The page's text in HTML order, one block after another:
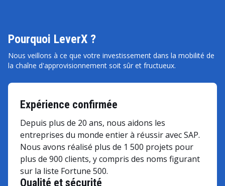
Pourquoi LeverX ?
Nous veillons à ce que votre investissement dans la mobilité de
la chaîne d'approvisionnement soit sûr et fructueux.
Expérience confirmée
Depuis plus de 20 ans, nous aidons les
entreprises du monde entier à réussir avec SAP.
Nous avons réalisé plus de 1 500 projets pour
plus de 900 clients, y compris des noms figurant
sur la liste Fortune 500.
Qualité et sécurité